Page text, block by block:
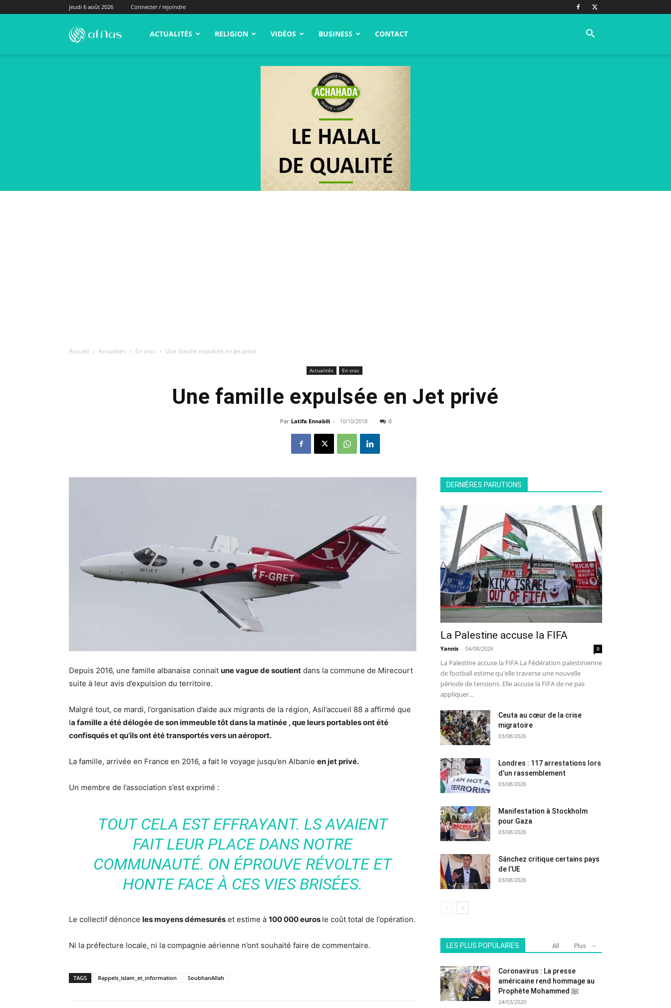
jeudi 6 août 2026 Connecter / rejoindre
alNas.fr ACTUALITÉS RELIGION VIDÉOS BUSINESS CONTACT
Accueil Actualités En vrac Une famille expulsée en Jet privé
Actualités En vrac
Une famille expulsée en Jet privé
Par Latifa Ennabili - 10/10/2018 0
Depuis 2016, une famille albanaise connait une vague de soutient dans la commune de Mirecourt
suite à leur avis d’expulsion du territoire.
Malgré tout, ce mardi, l’organisation d’aide aux migrants de la région, Asil’accueil 88 a affirmé que
la famille a été délogée de son immeuble tôt dans la matinée , que leurs portables ont été
confisqués et qu’ils ont été transportés vers un aéroport.
La famille, arrivée en France en 2016, a fait le voyage jusqu’en Albanie en jet privé.
Un membre de l’association s’est exprimé :
TOUT CELA EST EFFRAYANT. LS AVAIENT
FAIT LEUR PLACE DANS NOTRE
COMMUNAUTÉ. ON ÉPROUVE RÉVOLTE ET
HONTE FACE À CES VIES BRISÉES.
Le collectif dénonce les moyens démesurés et estime à 100 000 euros le coût total de l’opération.
Ni la préfecture locale, ni la compagnie aérienne n’ont souhaité faire de commentaire.
TAGS Rappels_islam_et_information SoubhanAllah
DERNIÈRES PARUTIONS
La Palestine accuse la FIFA
Yannis - 04/08/2026 0
La Palestine accuse la FIFA La Fédération palestinienne
de football estime qu'elle traverse une nouvelle
période de tensions. Elle accuse la FIFA de ne pas
appliquer...
Ceuta au cœur de la crise
migratoire
03/08/2026
Londres : 117 arrestations lors
d’un rassemblement
03/08/2026
Manifestation à Stockholm
pour Gaza
03/08/2026
Sánchez critique certains pays
de l’UE
03/08/2026
LES PLUS POPULAIRES All Plus
Coronavirus : La presse
américaine rend hommage au
Prophète Mohammed ﷺ
24/03/2020